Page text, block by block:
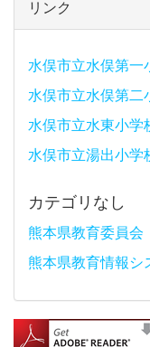
リンク
水俣市立水俣第一
水俣市立水俣第二
水俣市立水東小学
水俣市立湯出小学
カテゴリなし
熊本県教育委員会
熊本県教育情報シ